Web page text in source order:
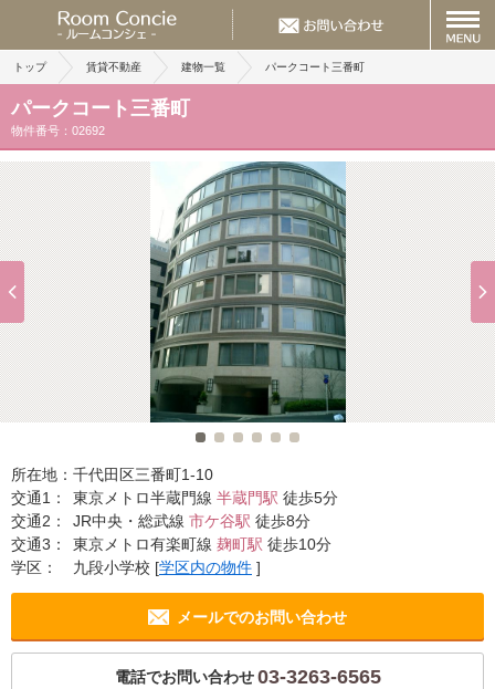
トップ 賃貸不動産 建物一覧 パークコート三番町
パークコート三番町
物件番号：02692
所在地： 千代田区三番町1-10
交通1：
東京メトロ半蔵門線 半蔵門駅 徒歩5分
交通2：
JR中央・総武線 市ケ谷駅 徒歩8分
交通3：
東京メトロ有楽町線 麹町駅 徒歩10分
学区：
九段小学校 [学区内の物件 ]
メールでのお問い合わせ
電話でお問い合わせ 03-3263-6565